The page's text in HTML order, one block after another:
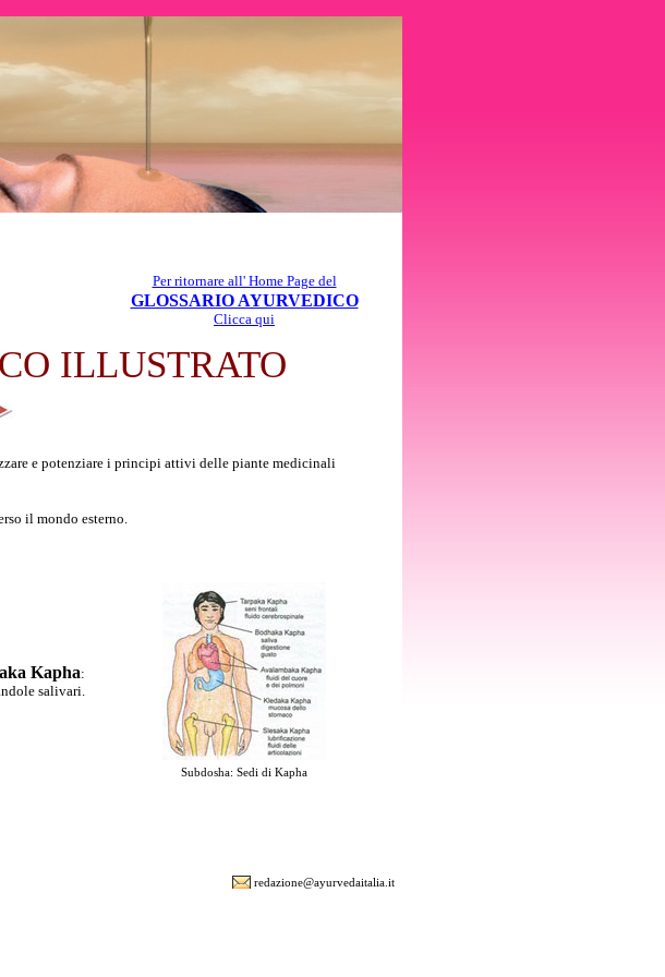
Per ritornare all' Home Page del
GLOSSARIO AYURVEDICO
Clicca qui
ILLUSTRATO
e potenziare i principi attivi delle piante medicinali
il mondo esterno.
Kapha:
salivari.
Subdosha: Sedi di Kapha
redazione@ayurvedaitalia.it